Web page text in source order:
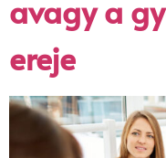
avagy a
ereje